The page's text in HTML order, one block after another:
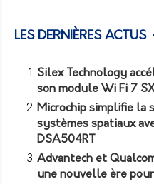
LES DERNIÈRES ACTUS
Silex Technology
son module Wi Fi 7 SX
Microchip simplifie la
systèmes spatiaux
DSA504RT
Advantech et
une nouvelle ère